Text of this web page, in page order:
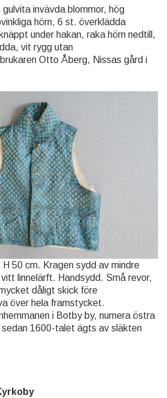
invävda blommor, hög
hörn, 6 st. överklädda
under hakan, raka hörn nedtill,
vit rygg utan
Otto Åberg, Nissas gård i
50 cm. Kragen sydd av mindre
linnelärft. Handsydd. Små revor,
dåligt skick före
över hela framstycket.
i Botby by, numera östra
sedan 1600-talet ägts av släkten